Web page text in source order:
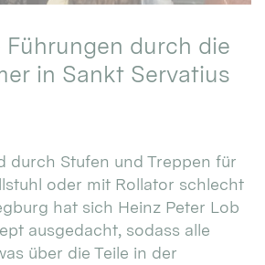
Führungen durch die
in Sankt Servatius
durch Stufen und Treppen für
oder mit Rollator schlecht
hat sich Heinz Peter Lob
ausgedacht, sodass alle
über die Teile in der